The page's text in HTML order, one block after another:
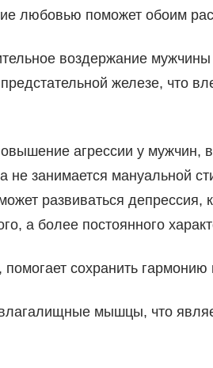
любовью поможет обоим
воздержание
железе, что
агрессии у мужчин,
не занимается мануальной
развиваться депрессия,
а более постоянного
сохранить гармонию
мышцы, что